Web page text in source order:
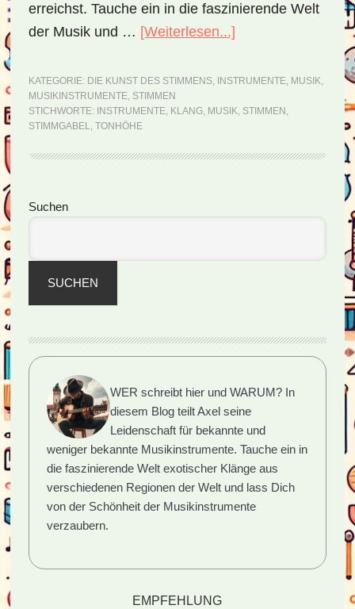
erreichst. Tauche ein in die faszinierende Welt
der Musik und … [Weiterlesen...]
des
Musikinstrumente
KATEGORIE: DIE KUNST DES STIMMENS, INSTRUMENTE, MUSIK,
MUSIKINSTRUMENTE, STIMMEN
STICHWORTE:
INSTRUMENTE, KLANG, MUSIK, STIMMEN ,
STIMMGABEL, TONHÖHE
Seitenspalte
Suchen
SUCHEN
WER schreibt hier und WARUM? In
diesem Blog teilt Axel seine
Leidenschaft für bekannte und
weniger bekannte Musikinstrumente. Tauche ein in
die faszinierende Welt exotischer Klänge aus
verschiedenen Regionen der Welt und lass Dich
von der Schönheit der Musikinstrumente
verzaubern.
EMPFEHLUNG